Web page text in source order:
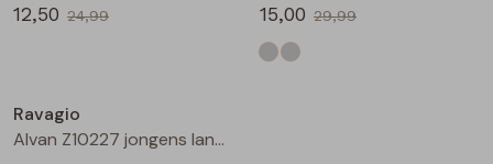
12,50 24,99
15,00 29,99
Ravagio
Alvan Z10227 jongens lange broek Grijs midden